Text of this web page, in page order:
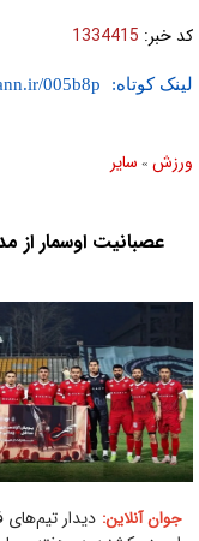
کد خبر: 1334415
لینک کوتاه:
ورزش » ساير
عصبانیت اوسمار از
جوان آنلاین: